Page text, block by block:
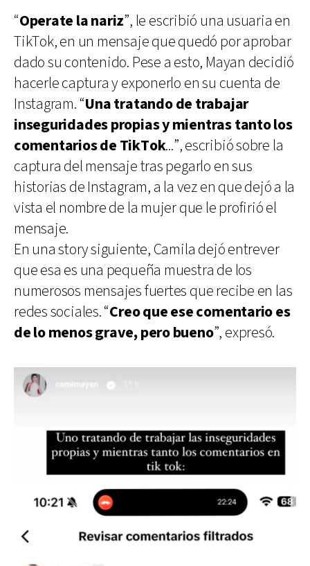
“Operate la nariz”, le escribió una usuaria en
TikTok, en un mensaje que quedó por aprobar
dado su contenido. Pese a esto, Mayan decidió
hacerle captura y exponerlo en su cuenta de
Instagram. “Una tratando de trabajar
inseguridades propias y mientras tanto los
comentarios de TikTok...”, escribió sobre la
captura del mensaje tras pegarlo en sus
historias de Instagram, a la vez en que dejó a la
vista el nombre de la mujer que le profirió el
mensaje.
En una story siguiente, Camila dejó entrever
que esa es una pequeña muestra de los
numerosos mensajes fuertes que recibe en las
redes sociales. “Creo que ese comentario es
de lo menos grave, pero bueno”, expresó.